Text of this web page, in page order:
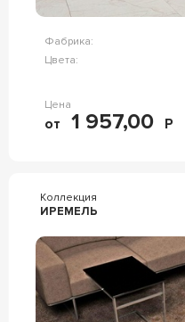
Фабрика:
Цвета:
Цена
от 1 957,00 Р
Коллекция
ИРЕМЕЛЬ